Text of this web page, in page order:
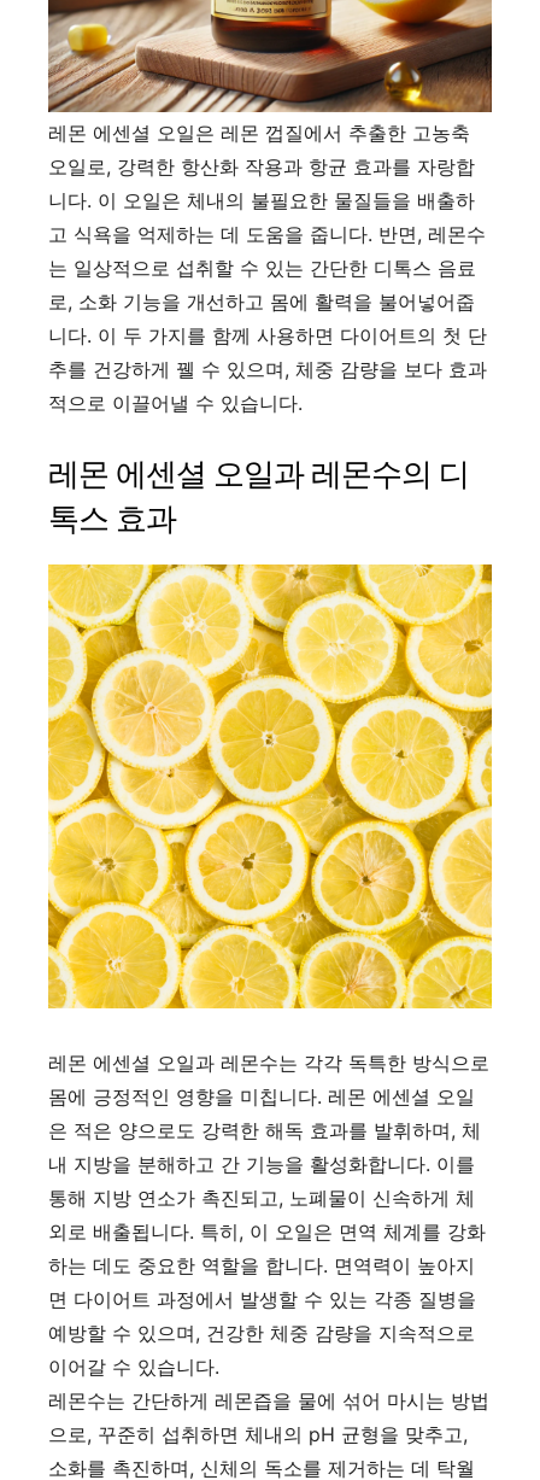
레몬 에센셜 오일은 레몬 껍질에서 추출한 고농축
오일로, 강력한 항산화 작용과 항균 효과를 자랑합
니다. 이 오일은 체내의 불필요한 물질들을 배출하
고 식욕을 억제하는 데 도움을 줍니다. 반면, 레몬수
는 일상적으로 섭취할 수 있는 간단한 디톡스 음료
로, 소화 기능을 개선하고 몸에 활력을 불어넣어줍
니다. 이 두 가지를 함께 사용하면 다이어트의 첫 단
추를 건강하게 꿸 수 있으며, 체중 감량을 보다 효과
적으로 이끌어낼 수 있습니다.
레몬 에센셜 오일과 레몬수의 디
톡스 효과
레몬 에센셜 오일과 레몬수는 각각 독특한 방식으로
몸에 긍정적인 영향을 미칩니다. 레몬 에센셜 오일
은 적은 양으로도 강력한 해독 효과를 발휘하며, 체
내 지방을 분해하고 간 기능을 활성화합니다. 이를
통해 지방 연소가 촉진되고, 노폐물이 신속하게 체
외로 배출됩니다. 특히, 이 오일은 면역 체계를 강화
하는 데도 중요한 역할을 합니다. 면역력이 높아지
면 다이어트 과정에서 발생할 수 있는 각종 질병을
예방할 수 있으며, 건강한 체중 감량을 지속적으로
이어갈 수 있습니다.
레몬수는 간단하게 레몬즙을 물에 섞어 마시는 방법
으로, 꾸준히 섭취하면 체내의 pH 균형을 맞추고,
소화를 촉진하며, 신체의 독소를 제거하는 데 탁월